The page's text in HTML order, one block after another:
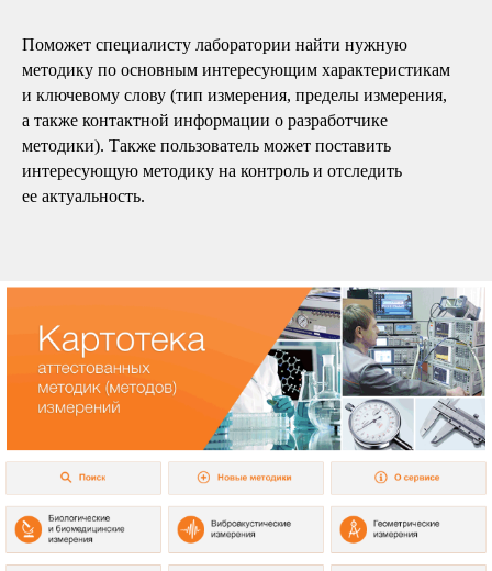
Поможет специалисту лаборатории найти нужную
методику по основным интересующим характеристикам
и ключевому слову (тип измерения, пределы измерения,
а также контактной информации о разработчике
методики). Также пользователь может поставить
интересующую методику на контроль и отследить
ее актуальность.